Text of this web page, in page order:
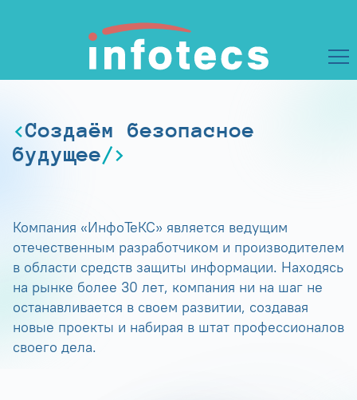
Создаём безопасное
будущее
Компания «ИнфоТеКС» является ведущим
отечественным разработчиком и производителем
в области средств защиты информации. Находясь
на рынке более 30 лет, компания ни на шаг не
останавливается в своем развитии, создавая
новые проекты и набирая в штат профессионалов
своего дела.